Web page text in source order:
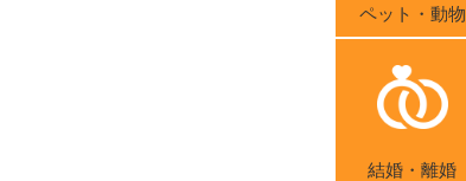
ペット・動物
結婚・離婚